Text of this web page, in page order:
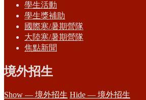
學生活動
學生獎補助
國際寒/暑期營隊
大陸寒/暑期營隊
焦點新聞
境外招生
Show — 境外招生 Hide — 境外招生